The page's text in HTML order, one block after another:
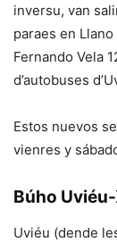
inversu, van
paraes en
Fernando Vela
d’autobuses
Estos nuevos
vienres y
Búho
Uviéu (dende